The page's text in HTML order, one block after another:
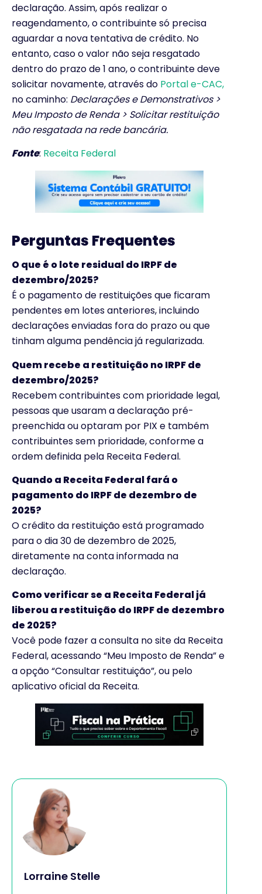
declaração. Assim, após realizar o
reagendamento, o contribuinte só precisa
aguardar a nova tentativa de crédito. No
entanto, caso o valor não seja resgatado
dentro do prazo de 1 ano, o contribuinte deve
solicitar novamente, através do Portal e-CAC,
no caminho: Declarações e Demonstrativos >
Meu Imposto de Renda > Solicitar restituição
não resgatada na rede bancária.
Fonte: Receita Federal
Perguntas Frequentes
O que é o lote residual do IRPF de
dezembro/2025?
É o pagamento de restituições que ficaram
pendentes em lotes anteriores, incluindo
declarações enviadas fora do prazo ou que
tinham alguma pendência já regularizada.
Quem recebe a restituição no IRPF de
dezembro/2025?
Recebem contribuintes com prioridade legal,
pessoas que usaram a declaração pré-
preenchida ou optaram por PIX e também
contribuintes sem prioridade, conforme a
ordem definida pela Receita Federal.
Quando a Receita Federal fará o
pagamento do IRPF de dezembro de
2025?
O crédito da restituição está programado
para o dia 30 de dezembro de 2025,
diretamente na conta informada na
declaração.
Como verificar se a Receita Federal já
liberou a restituição do IRPF de dezembro
de 2025?
Você pode fazer a consulta no site da Receita
Federal, acessando “Meu Imposto de Renda” e
a opção “Consultar restituição”, ou pelo
aplicativo oficial da Receita.
Lorraine Stelle